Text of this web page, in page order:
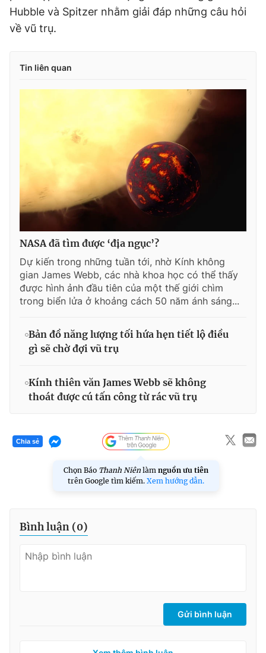
Hubble và Spitzer nhằm giải đáp những câu hỏi
về vũ trụ.
Tin liên quan
NASA đã tìm được ‘địa ngục’?
Dự kiến trong những tuần tới, nhờ Kính không
gian James Webb, các nhà khoa học có thể thấy
được hình ảnh đầu tiên của một thế giới chìm
trong biển lửa ở khoảng cách 50 năm ánh sáng...
Bản đồ năng lượng tối hứa hẹn tiết lộ điều
gì sẽ chờ đợi vũ trụ
Kính thiên văn James Webb sẽ không
thoát được cú tấn công từ rác vũ trụ
Chia sẻ
Chọn Báo Thanh Niên làm nguồn ưu tiên
trên Google tìm kiếm. Xem hướng dẫn.
Bình luận (0)
Gửi bình luận